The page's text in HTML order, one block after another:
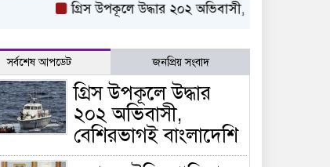
গ্রিস উপকূলে উদ্ধার ২০২ অভিবাসী, বেশিরভাগই
সর্বশেষ আপডেট জনপ্রিয় সংবাদ
গ্রিস উপকূলে উদ্ধার
২০২ অভিবাসী,
বেশিরভাগই বাংলাদেশি